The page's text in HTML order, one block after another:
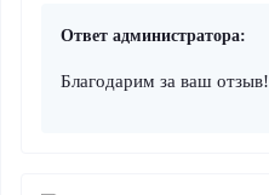
Ответ администратора:
Благодарим за ваш отзыв!